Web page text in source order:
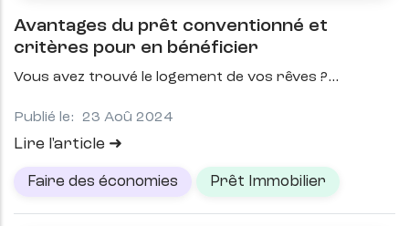
Avantages du prêt conventionné et
critères pour en bénéficier
Vous avez trouvé le logement de vos rêves ?
Publié le: 23 Aoû 2024
Lire l'article
Faire des économies Prêt Immobilier